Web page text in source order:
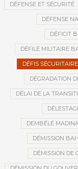
DÉFENSE ET SÉCURITÉ
DÉFENSE
DÉFICIT
DÉFILÉ MILITAIRE
DÉFIS
DÉGRADATION
DÉLAI DE LA
DEMBÉLÉ
DÉMISSION
DÉMISSION DE